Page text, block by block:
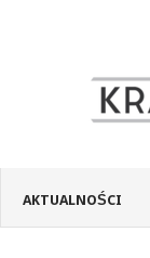
AKTUALNOŚCI